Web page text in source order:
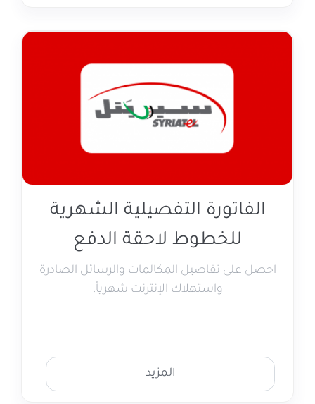
الفاتورة التفصيلية الشهرية
للخطوط لاحقة الدفع
احصل على تفاصيل المكالمات والرسائل الصادرة
واستهلاك الإنترنت شهرياً.
المزيد